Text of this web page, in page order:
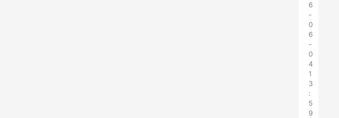
6
-
0
6
-
0
4
1
3
:
5
9